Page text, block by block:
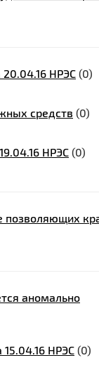
НРЭС (0)
средств (0)
НРЭС (0)
позволяющих
аномально
НРЭС (0)